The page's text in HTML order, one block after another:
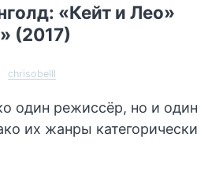
«Кейт и Лео»
(2017)
chrisobelll
один режиссёр, но и один
их жанры категорически